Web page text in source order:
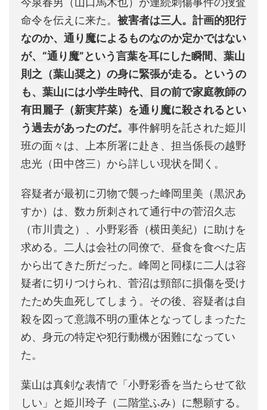
命令を伝えに来た。 被害者は三人。計画的犯行
なのか、通り魔によるものなのか定かではない
が、“通り魔”という言葉を耳にした瞬間、葉山
則之（葉山奨之）の身に緊張が走る。というの
も、葉山には小学生時代、目の前で家庭教師の
有田麗子（新実芹菜）を通り魔に殺されるとい
う過去があったのだ。 事件解明を託された姫川
班の面々は、上本所署に赴き、担当係長の越野
忠光（田中啓三）から詳しい現状を聞く。
容疑者が最初に刃物で襲った峰岡里美（黒沢あ
すか）は、数カ所刺されて通行中の菅沼久志
（市川貴之）、小野彩香（横田美紀）に助けを
求める。二人は会社の同僚で、昼食を食べた店
から出てきた所だった。峰岡と同様に二人は容
疑者に切りつけられ、菅沼は頸部に損傷を受け
たため失血死してしまう。その後、容疑者は自
殺を図って意識不明の重体となってしまったた
め、身元の特定や犯行動機が困難になってい
た。
葉山は真剣な表情で「小野彩香を当たらせて欲
しい」と姫川玲子（二階堂ふみ）に懇願する。